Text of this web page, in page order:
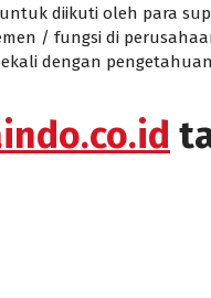
diikuti oleh para
/ fungsi di
dengan